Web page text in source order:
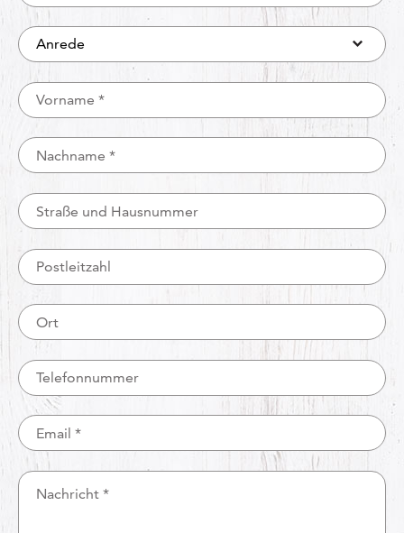
Anrede
Vorname
Nachname
Straße
Postleitzahl
Ort
Telefonnummer
Email
Nachricht